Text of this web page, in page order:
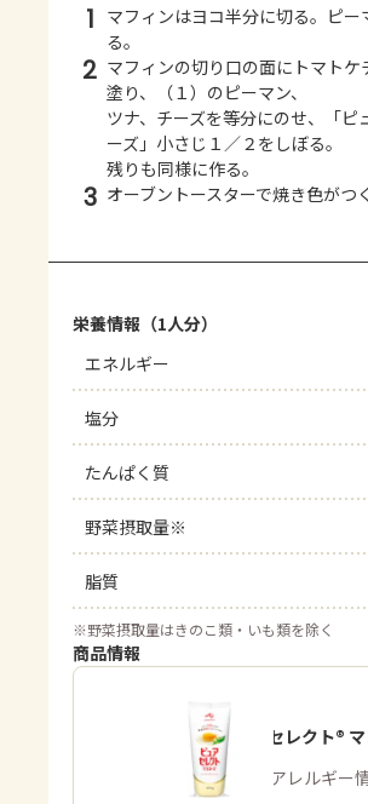
1 マフィンはヨコ半分に切る。ピー
る。
2 マフィンの切り口の面にトマトケ
塗り、（１）のピーマン、
ツナ、チーズを等分にのせ、「ピ
ーズ」小さじ１／２をしぼる。
残りも同様に作る。
3 オーブントースターで焼き色がつ
栄養情報（1人分）
エネルギー
塩分
たんぱく質
野菜摂取量※
脂質
※野菜摂取量はきのこ類・いも類を除く
商品情報
「ピュアセレクト® マ
商品・アレルギー